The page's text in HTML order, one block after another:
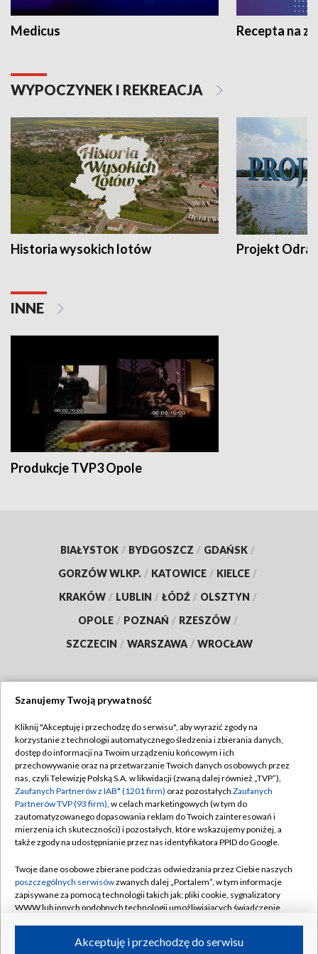
Medicus Recepta na
WYPOCZYNEK I REKREACJA
Historia wysokich lotów Projekt Odra
INNE
Produkcje TVP3 Opole
BIAŁYSTOK / BYDGOSZCZ / GDAŃSK /
GORZÓW WLKP. / KATOWICE / KIELCE /
KRAKÓW / LUBLIN / ŁÓDŹ / OLSZTYN /
OPOLE / POZNAŃ / RZESZÓW /
SZCZECIN / WARSZAWA / WROCŁAW
TVP
Abonament TVP
Emisja w TVP
Centrum informacji TVP
Naziemna Telewizja Cyfrowa
Rada Programowa
System NOS
Informacje o nadawcy
Program dla prasy
Regulamin TVP
Polityka prywatności
Moje zgody
Pomoc
Kontakt
Kanały
Szanujemy Twoją prywatność
Kliknij "Akceptuję i przechodzę do serwisu", aby wyrazić zgody na
korzystanie z technologii automatycznego śledzenia i zbierania danych,
dostęp do informacji na Twoim urządzeniu końcowym i ich
przechowywanie oraz na przetwarzanie Twoich danych osobowych przez
nas, czyli Telewizję Polską S.A. w likwidacji (zwaną dalej również „TVP”),
Zaufanych Partnerów z IAB* (1201 firm) oraz pozostałych Zaufanych
Partnerów TVP (93 firm), w celach marketingowych (w tym do
zautomatyzowanego dopasowania reklam do Twoich zainteresowań i
mierzenia ich skuteczności) i pozostałych, które wskazujemy poniżej, a
także zgody na udostępnianie przez nas identyfikatora PPID do Google.
Twoje dane osobowe zbierane podczas odwiedzania przez Ciebie naszych
poszczególnych serwisówzwanych dalej „Portalem”, w tym informacje
zapisywane za pomocą technologii takich jak: pliki cookie, sygnalizatory
WWW lub innych podobnych technologii umożliwiających świadczenie
ruchu w Internecie.Akceptuję i przechodzę do serwisu